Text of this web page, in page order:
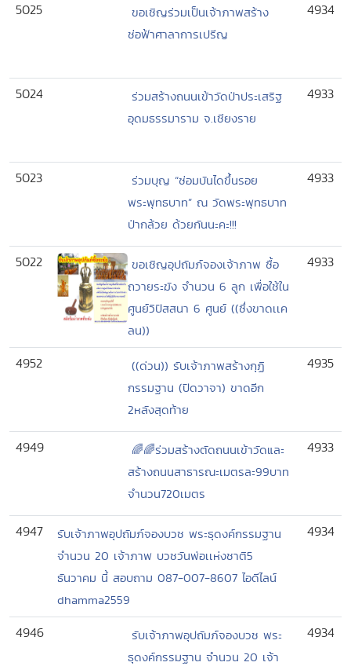
5025
ขอเชิญร่วมเป็นเจ้าภาพสร้าง
ช่อฟ้าศาลาการเปรีญ
4934
5024
ร่วมสร้างถนนเข้าวัดป่าประเสริฐ
อุดมธรรมาราม จ.เชียงราย
4933
5023
ร่วมบุญ “ซ่อมบันไดขึ้นรอย
พระพุทธบาท” ณ วัดพระพุทธบาท
ป่ากล้วย ด้วยกันนะคะ!!!
4933
5022
ขอเชิญอุปถัมภ์จองเจ้าภาพ ซื้อ
ถวายระฆัง จำนวน 6 ลูก เพื่อใช้ใน
ศูนย์วิปัสสนา 6 ศูนย์ ((ซึ่งขาดเเค
ลน))
4933
4952
((ด่วน)) รับเจ้าภาพสร้างกุฏิ
กรรมฐาน (ปิดวาจา) ขาดอีก
2หลังสุดท้าย
4935
4949
🌈🌈ร่วมสร้างตัดถนนเข้าวัดและ
สร้างถนนสาธารณะเมตรละ99บาท
จำนวน720เมตร
4933
4947
รับเจ้าภาพอุปถัมภ์จองบวช พระธุดงค์กรรมฐาน
จำนวน 20 เจ้าภาพ บวชวันพ่อเเห่งชาติ5
ธันวาคม นี้ สอบถาม 087-007-8607 ไอดีไลน์
dhamma2559
4934
4946
รับเจ้าภาพอุปถัมภ์จองบวช พระ
ธุดงค์กรรมฐาน จำนวน 20 เจ้า
4934